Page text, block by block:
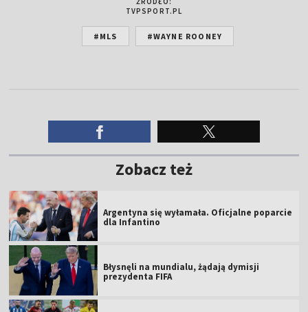
TVPSPORT.PL
#MLS #WAYNE ROONEY
Zobacz też
Argentyna się wyłamała. Oficjalne poparcie
dla Infantino
Błysnęli na mundialu, żądają dymisji
prezydenta FIFA